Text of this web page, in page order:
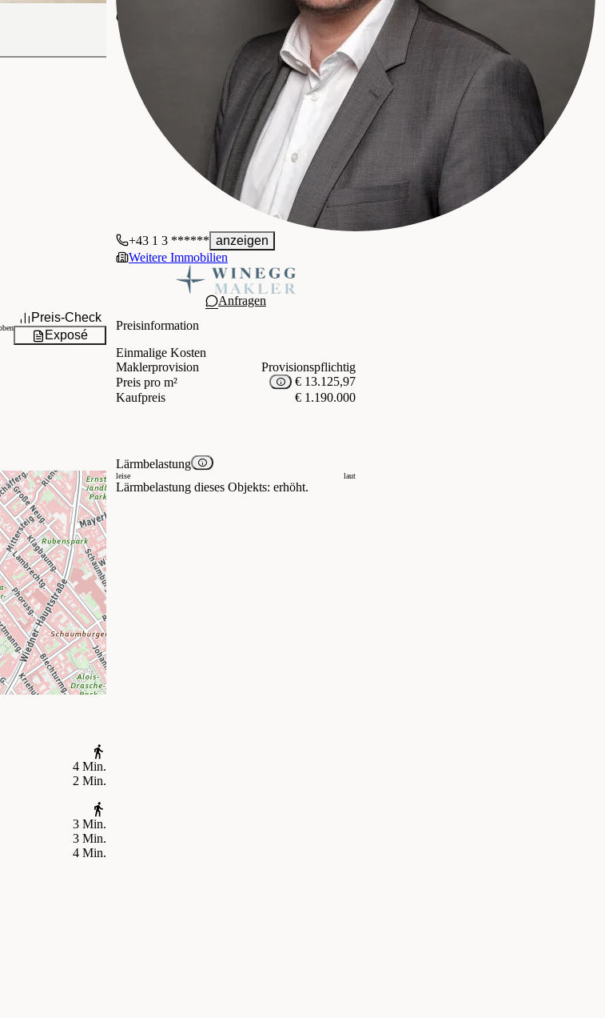
Preis-Check
Exposé
4 Min.
2 Min.
3 Min.
3 Min.
4 Min.
Lärmbelastung
leise laut
Lärmbelastung dieses Objekts: erhöht.
Preisinformation
Einmalige Kosten
Maklerprovision
Provisionspflichtig
Preis pro m²
€ 13.125,97
Kaufpreis
€ 1.190.000
Gewerblich
+43 1 3 ****** anzeigen
Weitere Immobilien
Anfragen